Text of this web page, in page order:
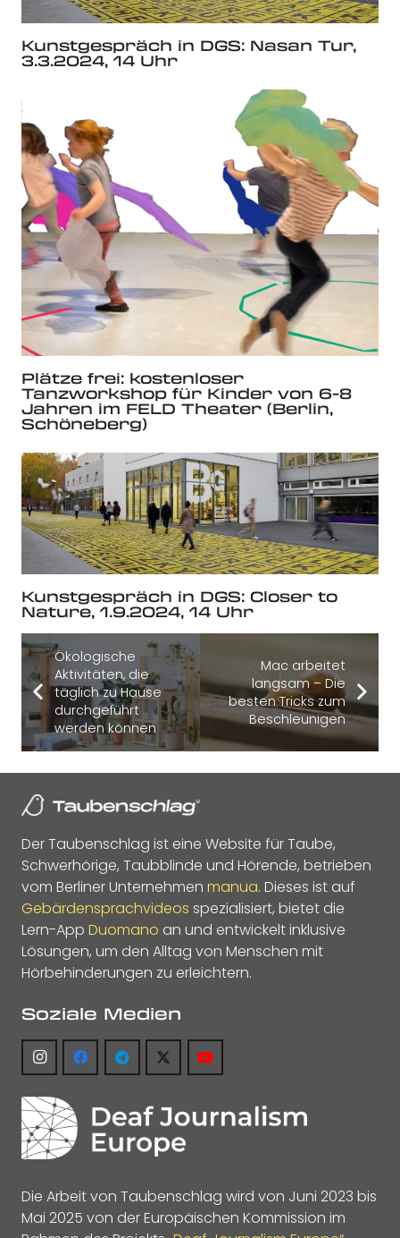
Kunstgespräch in DGS: Nasan Tur,
3.3.2024, 14 Uhr
Plätze frei: kostenloser
Tanzworkshop für Kinder von 6-8
Jahren im FELD Theater (Berlin,
Schöneberg)
Kunstgespräch in DGS: Closer to
Nature, 1.9.2024, 14 Uhr
Ökologische
Aktivitäten, die
täglich zu Hause
durchgeführt
werden können
Mac arbeitet
langsam – Die
besten Tricks zum
Beschleunigen
Der Taubenschlag ist eine Website für Taube,
Schwerhörige, Taubblinde und Hörende, betrieben
vom Berliner Unternehmen manua. Dieses ist auf
Gebärdensprachvideos spezialisiert, bietet die
Lern-App Duomano an und entwickelt inklusive
Lösungen, um den Alltag von Menschen mit
Hörbehinderungen zu erleichtern.
Soziale Medien
Die Arbeit von Taubenschlag wird von Juni 2023 bis
Mai 2025 von der Europäischen Kommission im